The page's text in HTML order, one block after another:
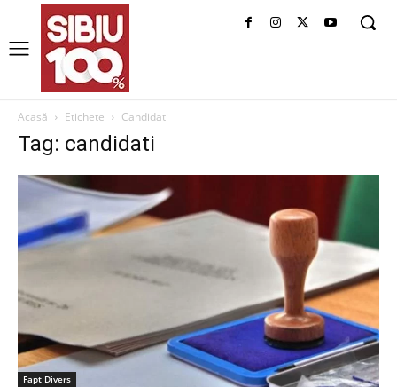
Acasă Etichete Candidati
Tag: candidati
Fapt Divers